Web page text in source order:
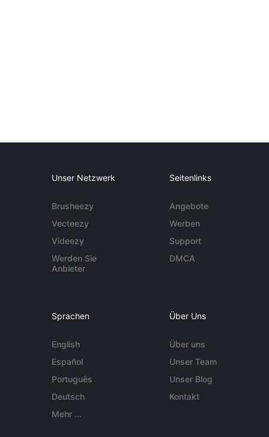
Unser Netzwerk
Brusheezy
Vecteezy
Videezy
Werden Sie
Anbieter
Seitenlinks
Angebote
Werben
Support
DMCA
Sprachen
English
Español
Português
Deutsch
Mehr ...
Über Uns
Über uns
Unser Team
Unser Blog
Kontakt